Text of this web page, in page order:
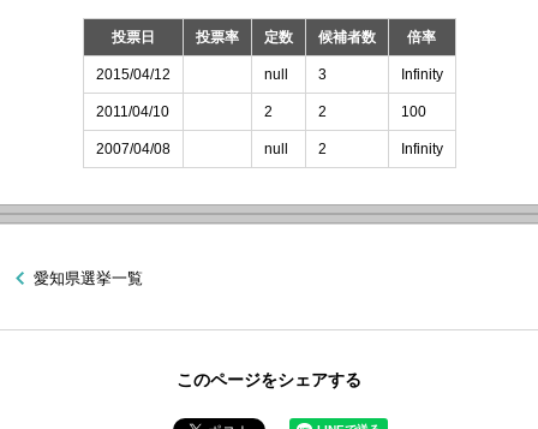
投票日 投票率 定数 候補者数 倍率
2015/04/12 null 3 Infinity
2011/04/10 2 2 100
2007/04/08 null 2 Infinity
愛知県選挙一覧
このページをシェアする